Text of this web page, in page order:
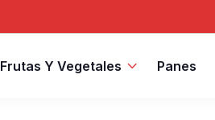
Frutas Y Vegetales Panes